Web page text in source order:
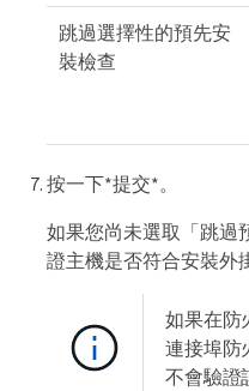
跳過選擇性的預先安
裝檢查
按一下*提交*。
如果您尚未選取「跳過
證主機是否符合安裝外
如果在防
連接埠防
不會驗證